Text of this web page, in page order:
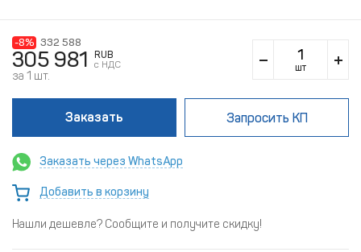
-8% 332 588
305 981
RUB
c НДС
за 1 шт.
шт
Заказать Запросить КП
Заказать через WhatsApp
Добавить в корзину
Нашли дешевле? Сообщите и получите скидку!